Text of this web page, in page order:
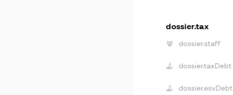
dossier.tax
dossier.staff
dossier.taxDebt
dossier.esvDebt